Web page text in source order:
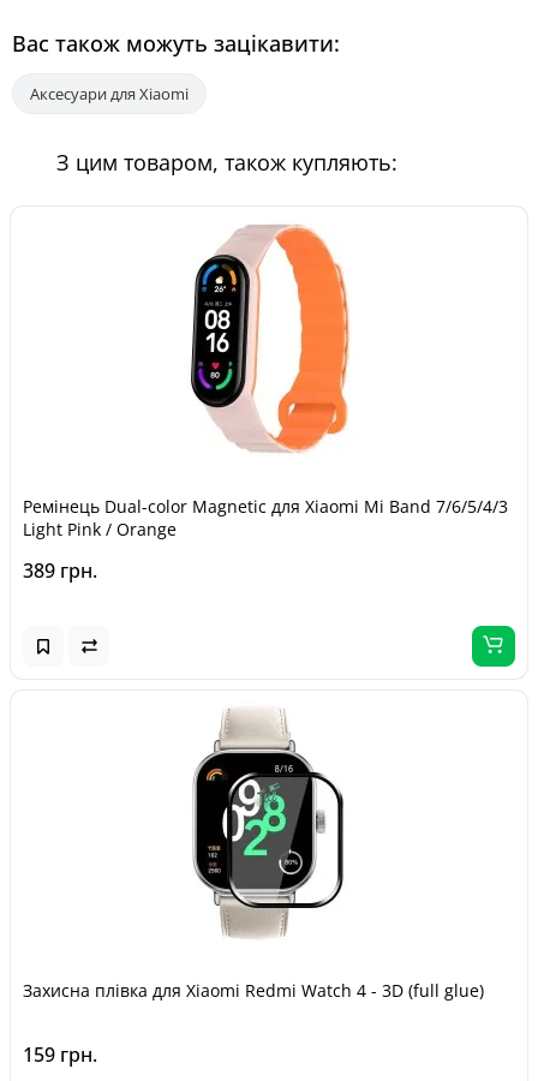
Вас також можуть зацікавити:
Аксесуари для Xiaomi
З цим товаром, також купляють:
Ремінець Dual-color Magnetic для Xiaomi Mi Band 7/6/5/4/3
Light Pink / Orange
389 грн.
Захисна плівка для Xiaomi Redmi Watch 4 - 3D (full glue)
159 грн.